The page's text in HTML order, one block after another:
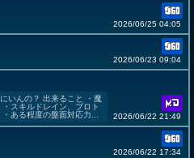
2026/06/25 04:05
2026/06/23 09:04
いんの？ 出来ること ・魔
スキルドレイン、プロト
ある程度の盤面対応力...
2026/06/22 21:49
2026/06/22 17:34